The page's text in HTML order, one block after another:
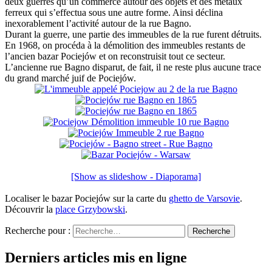
ferreux qui s’effectua sous une autre forme. Ainsi déclina
inexorablement l’activité autour de la rue Bagno.
Durant la guerre, une partie des immeubles de la rue furent détruits.
En 1968, on procéda à la démolition des immeubles restants de
l’ancien bazar Pociejów et on reconstruisit tout ce secteur.
L’ancienne rue Bagno disparut, de fait, il ne reste plus aucune trace
du grand marché juif de Pociejów.
[Show as slideshow - Diaporama]
Localiser le bazar Pociejów sur la carte du ghetto de Varsovie.
Découvrir la place Grzybowski.
Recherche pour : Recherche
Derniers articles mis en ligne